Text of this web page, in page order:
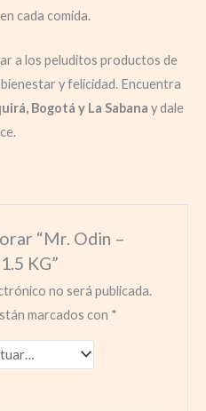
cada comida.
a los peluditos productos de
y felicidad. Encuentra
Bogotá y La Sabana y dale
“Mr. Odin –
KG”
no será publicada.
marcados con *